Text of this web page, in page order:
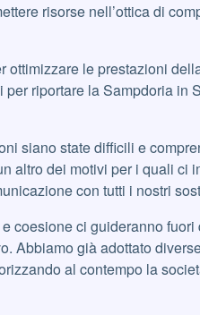
risorse nell’ottica di
ottimizzare le prestazioni
riportare la Sampdoria in
siano state difficili e
altro dei motivi per i quali ci
con tutti i nostri
coesione ci guideranno fuori
Abbiamo già adottato
al contempo la